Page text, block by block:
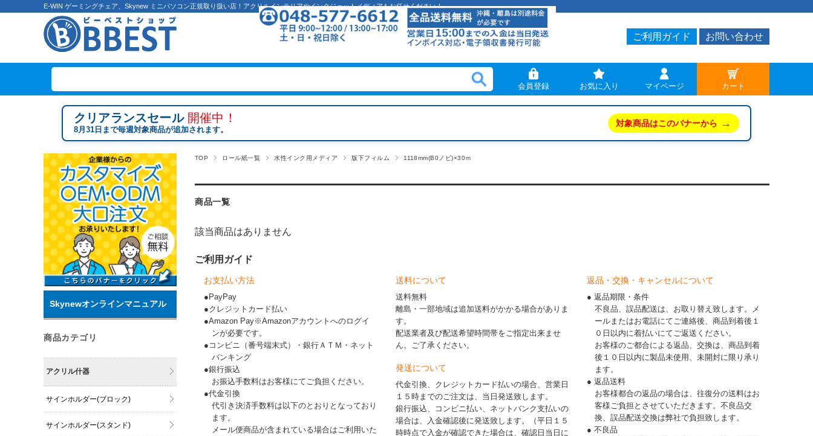
E-WIN ゲーミングチェア、Skynew ミニパソコン正規取り扱い店！アクリルインテリアやインクジェットメディアもお任せください！
ご利用ガイド お問い合わせ
会員登録 お気に入り マイページ カート
クリアランスセール 開催中！
8月31日まで毎週対象商品が追加されます。
対象商品はこのバナーから →
TOP ロール紙一覧 水性インク用メディア 版下フィルム 1118mm(B0ノビ)×30ｍ
商品一覧
該当商品はありません
ご利用ガイド
お支払い方法
●PayPay
●クレジットカード払い
●Amazon Pay※Amazonアカウントへのログイ
ンが必要です。
●コンビニ（番号端末式）・銀行ＡＴＭ・ネット
バンキング
●銀行振込
お振込手数料はお客様にてご負担ください。
●代金引換
代引き決済手数料は以下のとおりとなっており
ます。
メール便商品が含まれている場合はご利用いた
送料について
送料無料
離島・一部地域は追加送料がかかる場合がありま
す。
配送業者及び配送希望時間帯をご指定出来ませ
ん。ご了承ください。
発送について
代金引換、クレジットカード払いの場合、営業日
１５時までのご注文は、当日発送致します。
銀行振込、コンビニ払い、ネットバンク支払いの
場合は、入金確認後に発送致します。（平日１５
時時点で入金が確認できた場合は、確認日当日に
返品・交換・キャンセルについて
● 返品期限・条件
不良品、誤品配送は、お取り替え致します。メ
ールまたはお電話にてご連絡後、商品到着後１
０日以内に着払いにてご返送ください。
お客様のご都合による返品、交換は、商品到着
後１０日以内に製品未使用、未開封に限り承り
ます。
● 返品送料
お客様都合の返品の場合は、往復分の送料はお
客様ご負担とさせていただきます。不良品交
換、誤品配送交換は弊社で負担致します。
● 不良品
Skynewオンラインマニュアル
商品カテゴリ
アクリル什器
サインホルダー(ブロック)
サインホルダー(スタンド)